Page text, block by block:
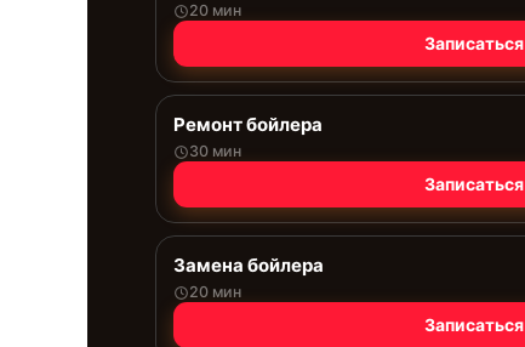
20 мин
Записаться
Ремонт бойлера
30 мин
Записаться
Замена бойлера
20 мин
Записаться